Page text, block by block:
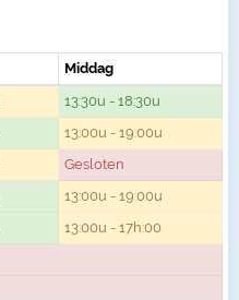
Middag
13:30u - 18:30u
13:00u - 19:00u
Gesloten
13:00u - 19:00u
13:00u - 17h:00